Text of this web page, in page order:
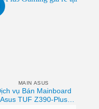
MAIN ASUS
vụ Bán Mainboard
Asus TUF Z390-Plus